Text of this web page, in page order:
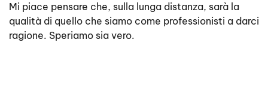
Mi piace pensare che, sulla lunga distanza, sarà la
qualità di quello che siamo come professionisti a darci
ragione. Speriamo sia vero.